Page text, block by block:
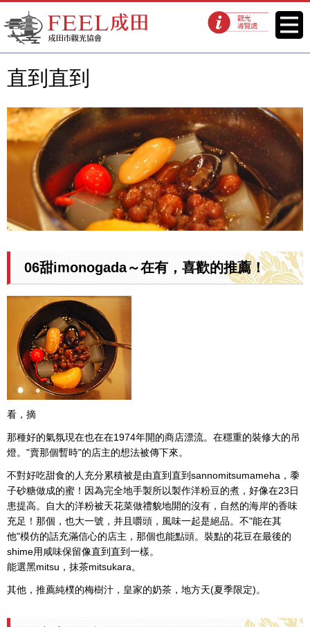
FEEL成田成田市觀光協會官方網
站
觀光導覽處 菜單
直到直到
06甜imonogada～在有，喜歡的推薦！
看，摘
那種好的氣氛現在也在在1974年開的商店漂流。在穩重的裝修大的吊
燈。"賣那個暫時"的店主的想法被傳下來。
不對好吃甜食的人充分累積被是由直到直到sannomitsumameha，黍
子砂糖做成的蜜！因為完全地手製所以製作洋粉豆的煮，好像在23日
患提高。自大的洋粉被天花菜做禮貌地開的沒有，自然的海岸的香味
充足！那個，也大一號，并且嚼頭，風味一起是絕品。不"能在其
他"模仿的話充滿信心的店主，那個也能點頭。裝點的花豆在最後的
shime用咸味保留像直到直到一樣。
能選黑mitsu，抹茶mitsukara。
其他，推薦純樸的梅樹汁，皇家的奶茶，地方天(夏季限定)。